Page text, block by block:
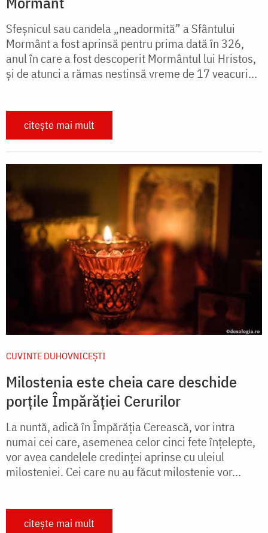
Sfeşnicul sau candela „neadormită” a Sfântului
Mormânt a fost aprinsă pentru prima dată în 326,
anul în care a fost descoperit Mormântul lui Hristos,
şi de atunci a rămas nestinsă vreme de 17 veacuri...
citește mai mult
CUVINTE DUHOVNICEȘTI
Milostenia este cheia care deschide
porțile Împărăției Cerurilor
La nuntă, adică în Împărăția Cerească, vor intra
numai cei care, asemenea celor cinci fete înțelepte,
vor avea candelele credinței aprinse cu uleiul
milosteniei. Cei care nu au făcut milostenie vor...
citește mai mult